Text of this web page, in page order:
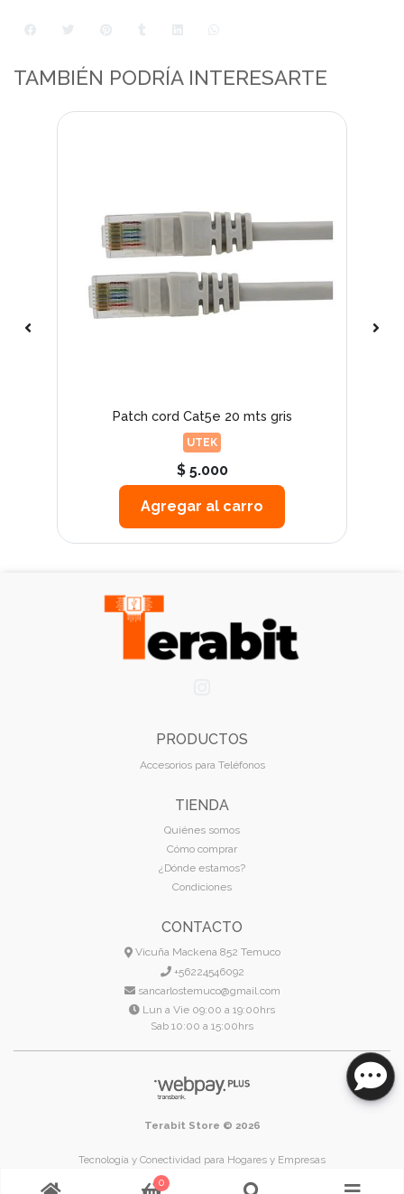
TAMBIÉN PODRÍA INTERESARTE
Patch cord Cat5e 20 mts gris
UTEK
$ 5.000
Agregar al carro
PRODUCTOS
Accesorios para Teléfonos
TIENDA
Quiénes somos
Cómo comprar
¿Dónde estamos?
Condiciones
CONTACTO
Vicuña Mackena 852 Temuco
+56224546092
sancarlostemuco@gmail.com
Lun a Vie 09:00 a 19:00hrs
Sab 10:00 a 15:00hrs
Terabit Store © 2026
Tecnología y Conectividad para Hogares y Empresas
Temuco - Región de La Araucanía - Chile
0